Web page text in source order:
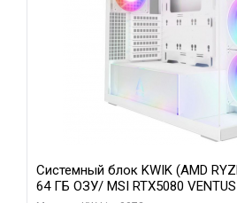
Системный блок KWIK (AMD
64 ГБ ОЗУ/ MSI RTX5080 VENTUS